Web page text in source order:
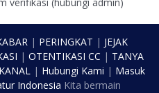
| PERINGKAT | JEJAK
| OTENTIKASI CC | TANYA
KANAL| Hubungi Kami | Masuk
Indonesia Kita bermain